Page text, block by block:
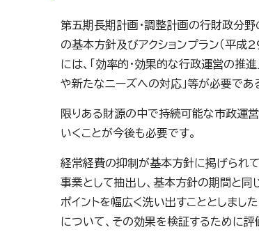
第五期長期計画・調整計画の行財政分
の基本方針及びアクションプラン（平
には、「効率的・効果的な行政運営の推
や新たなニーズへの対応」等が必要であ
限りある財源の中で持続可能な市政運
いくことが今後も必要です。
経常経費の抑制が基本方針に掲げられ
事業として抽出し、基本方針の期間と
ポイントを幅広く洗い出すこととしまし
について、その効果を検証するために評